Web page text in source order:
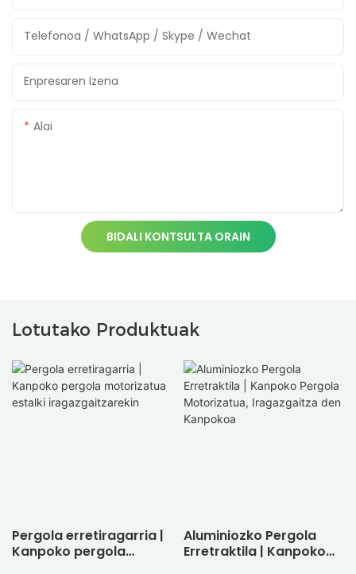
Telefonoa / WhatsApp / Skype / Wechat
Enpresaren Izena
Alai
BIDALI KONTSULTA ORAIN
Lotutako Produktuak
Pergola erretiragarria |
Kanpoko pergola
Aluminiozko Pergola
Erretraktila | Kanpoko